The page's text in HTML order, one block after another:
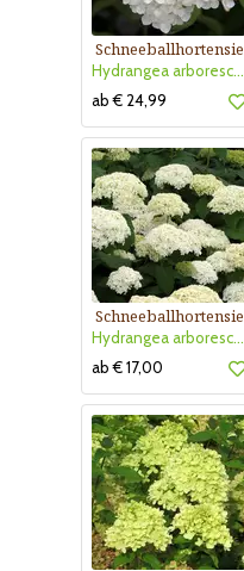
Schneeballhortensie
Hydrangea arborescens 'Strong Annabelle'
ab € 24,99
Schneeballhortensie
Hydrangea arborescens 'Annabelle'
ab € 17,00